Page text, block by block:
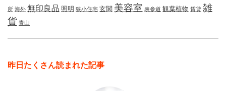
所 海外 無印良品 照明 狭小住宅 玄関 美容室 表参道 観葉植物 賃貸 雑
貨 青山
昨日たくさん読まれた記事